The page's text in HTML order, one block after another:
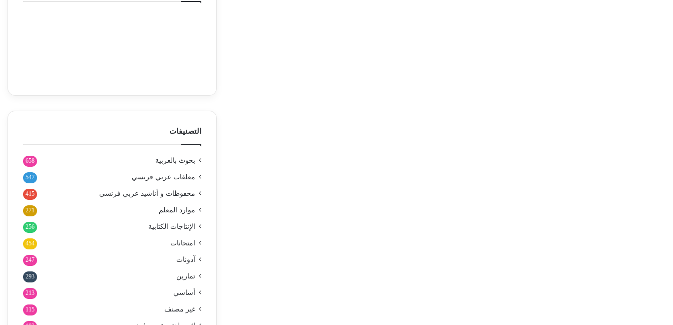
التصنيفات
بحوث بالعربية 658
معلقات عربي فرنسي 547
محفوظات و أناشيد عربي فرنسي 415
موارد المعلم 271
الإنتاجات الكتابية 256
امتحانات 454
آدونات 247
تمارين 293
أساسي 213
غير مصنف 115